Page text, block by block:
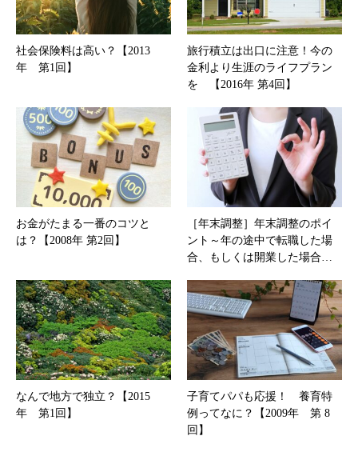
社会保険料は高い？【2013
年 第1回】
旅行積立は出口に注意！今の
金利より生涯のライフプラン
を 【2016年 第4回】
お金がたまる一番のコツと
は？【2008年 第2回】
［年末調整］年末調整のポイ
ント～年の途中で転職した場
合、もしくは開業した場合…
なんで地方で独立？【2015
年 第1回】
子育てパパも応援！ 養育特
例ってなに？【2009年 第 8
回】